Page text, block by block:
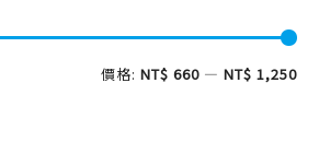
價格: NT$ 660 — NT$ 1,250